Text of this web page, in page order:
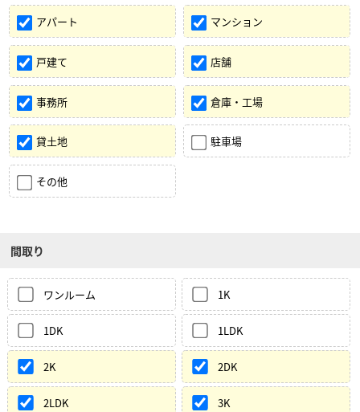
アパート マンション
戸建て 店舗
事務所 倉庫・工場
貸土地 駐車場
その他
間取り
ワンルーム 1K
1DK 1LDK
2K 2DK
2LDK 3K